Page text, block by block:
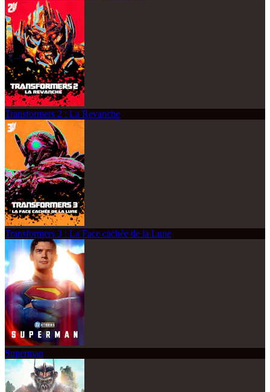
Transformers 2 : La Revanche
Transformers 3 : La Face cachée de la Lune
Superman